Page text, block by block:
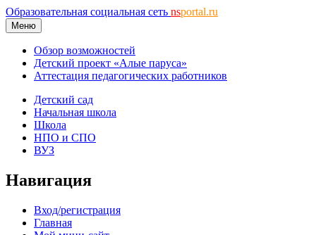
Образовательная социальная сеть nsportal.ru
Меню
Обзор возможностей
Детский проект «Алые паруса»
Аттестация педагогических работников
Детский сад
Начальная школа
Школа
НПО и СПО
ВУЗ
Навигация
Вход/регистрация
Главная